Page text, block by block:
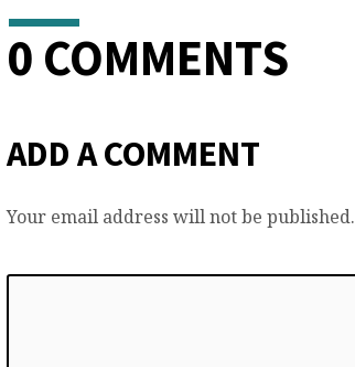
0 COMMENTS
ADD A COMMENT
Your email address will not be published.